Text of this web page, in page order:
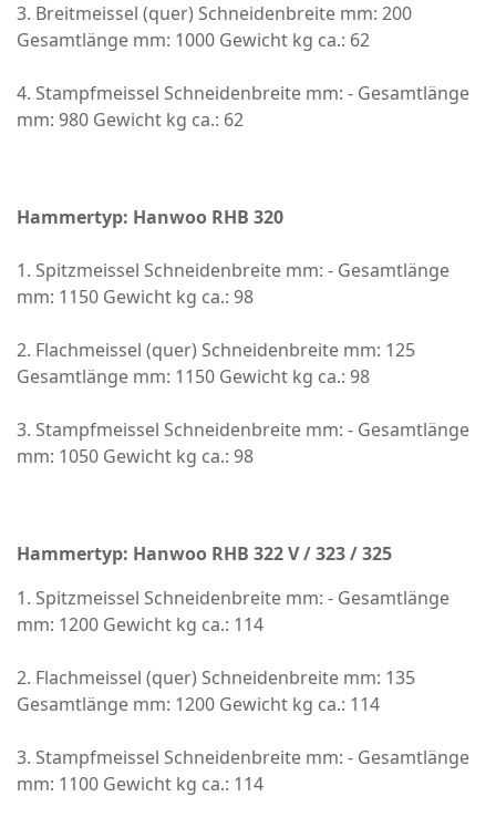
3. Breitmeissel (quer) Schneidenbreite mm: 200
Gesamtlänge mm: 1000 Gewicht kg ca.: 62
4. Stampfmeissel Schneidenbreite mm: - Gesamtlänge
mm: 980 Gewicht kg ca.: 62
Hammertyp: Hanwoo RHB 320
1. Spitzmeissel Schneidenbreite mm: - Gesamtlänge
mm: 1150 Gewicht kg ca.: 98
2. Flachmeissel (quer) Schneidenbreite mm: 125
Gesamtlänge mm: 1150 Gewicht kg ca.: 98
3. Stampfmeissel Schneidenbreite mm: - Gesamtlänge
mm: 1050 Gewicht kg ca.: 98
Hammertyp: Hanwoo RHB 322 V / 323 / 325
1. Spitzmeissel Schneidenbreite mm: - Gesamtlänge
mm: 1200 Gewicht kg ca.: 114
2. Flachmeissel (quer) Schneidenbreite mm: 135
Gesamtlänge mm: 1200 Gewicht kg ca.: 114
3. Stampfmeissel Schneidenbreite mm: - Gesamtlänge
mm: 1100 Gewicht kg ca.: 114